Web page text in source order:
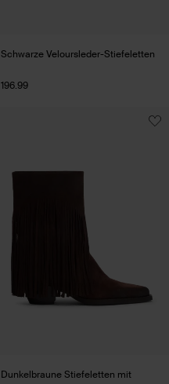
Schwarze Veloursleder-Stiefeletten
196.99
Dunkelbraune Stiefeletten mit